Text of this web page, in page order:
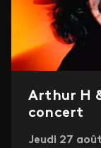
Arthur H
concert
Jeudi 27